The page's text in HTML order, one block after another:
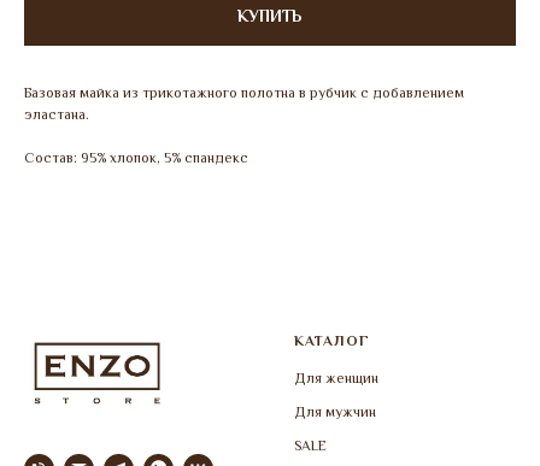
КУПИТЬ
Базовая майка из трикотажного полотна в рубчик с добавлением
эластана.
Состав: 95% хлопок, 5% спандекс
КАТАЛОГ
Для женщин
Для мужчин
SALE